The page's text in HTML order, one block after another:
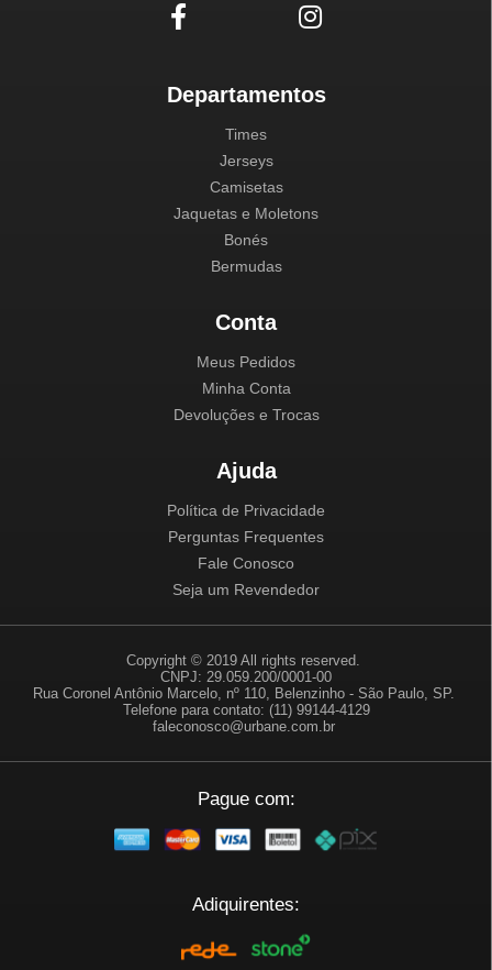
Departamentos
Times
Jerseys
Camisetas
Jaquetas e Moletons
Bonés
Bermudas
Conta
Meus Pedidos
Minha Conta
Devoluções e Trocas
Ajuda
Política de Privacidade
Perguntas Frequentes
Fale Conosco
Seja um Revendedor
Copyright © 2019 All rights reserved.
CNPJ: 29.059.200/0001-00
Rua Coronel Antônio Marcelo, nº 110, Belenzinho - São Paulo, SP.
Telefone para contato: (11) 99144-4129
faleconosco@urbane.com.br
Pague com:
Adiquirentes: